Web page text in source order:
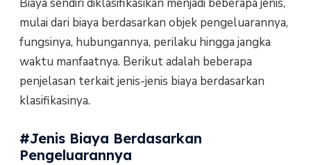
mulai dari biaya berdasarkan objek pengeluarannya,
fungsinya, hubungannya, perilaku hingga jangka
waktu manfaatnya. Berikut adalah beberapa
penjelasan terkait jenis-jenis biaya berdasarkan
klasifikasinya.
#Jenis Biaya Berdasarkan
Pengeluarannya